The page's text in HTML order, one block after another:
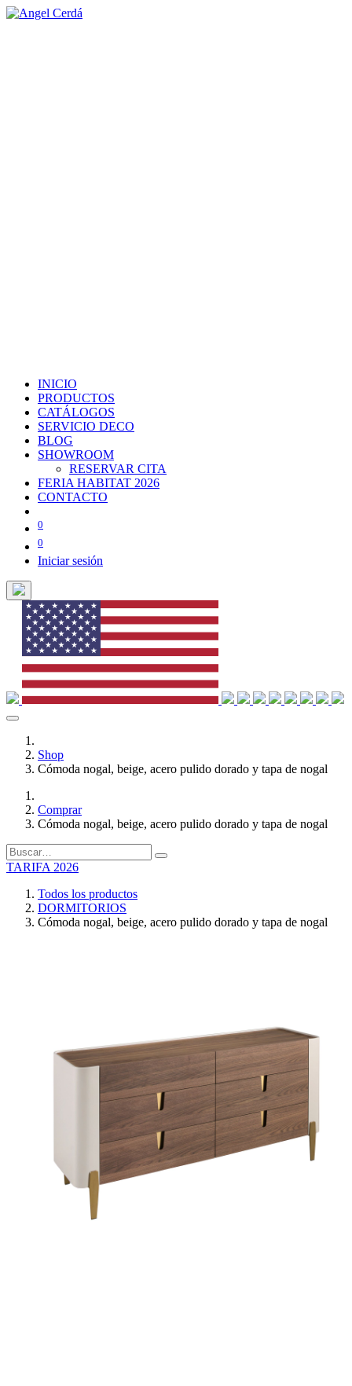
INICIO
PRODUCTOS
CATÁLOGOS
SERVICIO DECO
BLOG
SHOWROOM
RESERVAR CITA
FERIA HABITAT 2026
CONTACTO
0
0
Iniciar sesión
Shop
Cómoda nogal, beige, acero pulido dorado y tapa de nogal
Comprar
Cómoda nogal, beige, acero pulido dorado y tapa de nogal
TARIFA 2026
Todos los productos
DORMITORIOS
Cómoda nogal, beige, acero pulido dorado y tapa de nogal